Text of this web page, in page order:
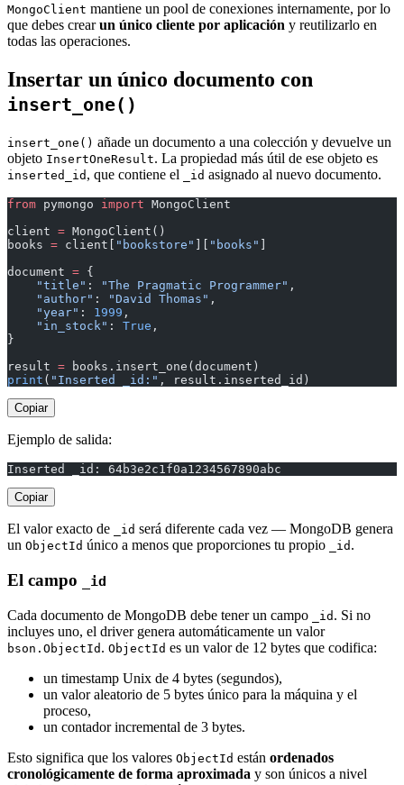
MongoClient mantiene un pool de conexiones internamente, por lo
que debes crearun único cliente por aplicación y reutilizarlo en
todas las operaciones.
Insertar un único documento con
insert_one()
insert_one() añade un documento a una colección y devuelve un
objeto InsertOneResult. La propiedad más útil de ese objeto es
inserted_id , que contiene el _id asignado al nuevo documento.
from pymongo import MongoClient
client = MongoClient()
books = client[ "bookstore" "books"
document = {
    "title"
: "The Pragmatic Programmer" ,
    "author"
: "David Thomas" ,
    "year"
: 1999 ,
    "in_stock"
: True ,
}
result = books.insert_one(document)
print ( "Inserted _id:" , result.inserted_id)
Copiar
Ejemplo de salida:
Inserted _id: 64b3e2c1f0a1234567890abc
Copiar
El valor exacto de _id será diferente cada vez — MongoDB genera
un ObjectId único a menos que proporciones tu propio _id .
El campo _id
Cada documento de MongoDB debe tener un campo _id . Si no
incluyes uno, el driver genera automáticamente un valor
bson.ObjectId . ObjectId es un valor de 12 bytes que codifica:
un timestamp Unix de 4 bytes (segundos),
un valor aleatorio de 5 bytes único para la máquina y el
proceso,
un contador incremental de 3 bytes.
Esto significa que los valores ObjectId están ordenados
cronológicamente de forma aproximada y son únicos a nivel